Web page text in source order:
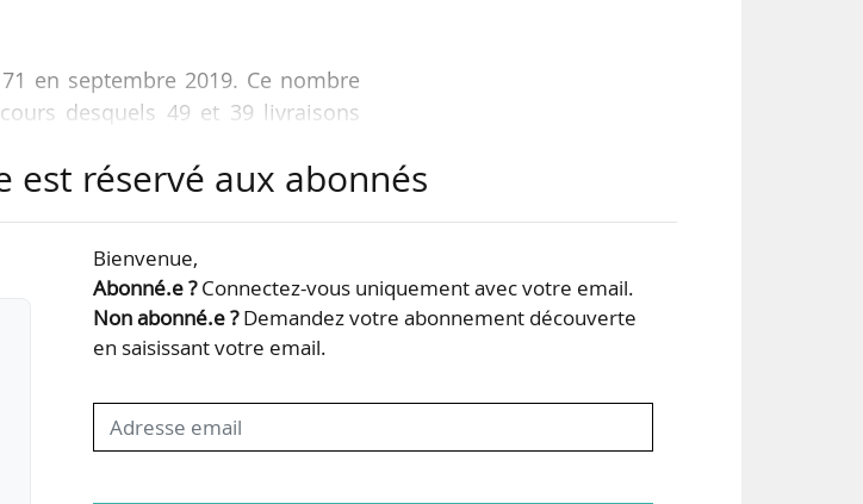
en septembre 2019. Ce nombre
desquels 49 et 39 livraisons
commandes pour son
est réservé aux abonnés
Bienvenue,
Abonné.e ?Connectez-vous uniquement avec votre email.
Non abonné.e ?Demandez votre abonnement découverte
en saisissant votre email.